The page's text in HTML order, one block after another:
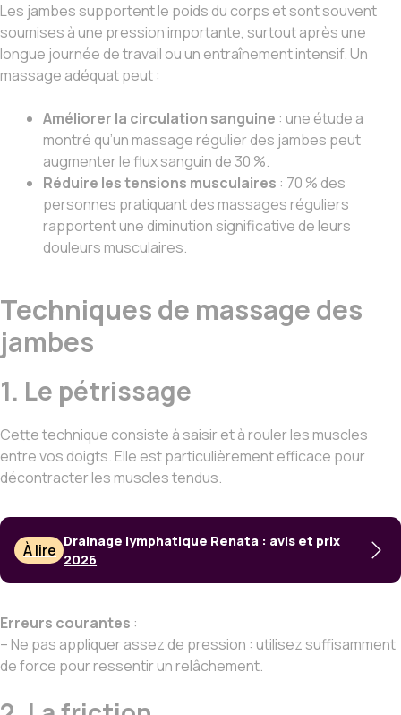
Les jambes supportent le poids du corps et sont souvent
soumises à une pression importante, surtout après une
longue journée de travail ou un entraînement intensif. Un
massage adéquat peut :
Améliorer la circulation sanguine : une étude a
montré qu’un massage régulier des jambes peut
augmenter le flux sanguin de 30 %.
Réduire les tensions musculaires : 70 % des
personnes pratiquant des massages réguliers
rapportent une diminution significative de leurs
douleurs musculaires.
Techniques de massage des
jambes
1. Le pétrissage
Cette technique consiste à saisir et à rouler les muscles
entre vos doigts. Elle est particulièrement efficace pour
décontracter les muscles tendus.
À lire Drainage lymphatique Renata : avis et prix
2026
Erreurs courantes :
– Ne pas appliquer assez de pression : utilisez suffisamment
de force pour ressentir un relâchement.